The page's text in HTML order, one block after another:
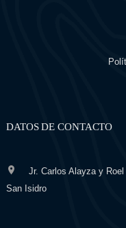
DATOS DE CONTACTO
Jr. Carlos Alayza y
San Isidro